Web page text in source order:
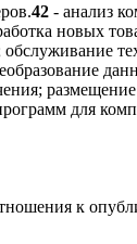
42 - анализ
новых
для
к